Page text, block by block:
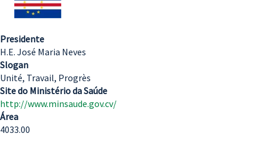
Presidente
H.E. José Maria Neves
Slogan
Unité, Travail, Progrès
Site do Ministério da Saúde
http://www.minsaude.gov.cv/
Área
4033.00